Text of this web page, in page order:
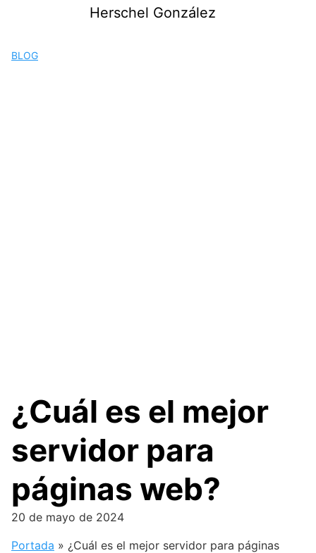
Herschel González
BLOG
¿Cuál es el mejor
servidor para
páginas web?
20 de mayo de 2024
Portada » ¿Cuál es el mejor servidor para páginas